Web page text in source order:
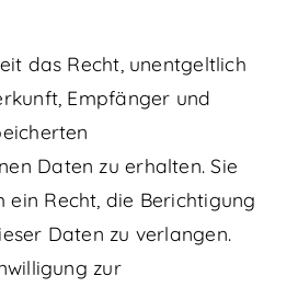
das Recht, unentgeltlich
Empfänger und
Daten zu erhalten. Sie
ein Recht, die Berichtigung
Daten zu verlangen.
zur